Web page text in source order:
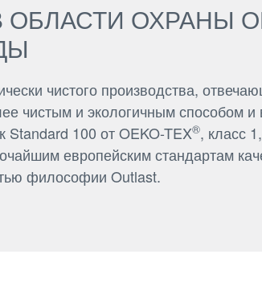
ОБЛАСТИ ОХРАНЫ
чистого производства,
чистым и экологичным способом
Standard 100 от OEKO-TEX®, класс
европейским стандартам
философии Outlast.